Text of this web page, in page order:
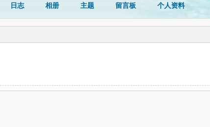
日志 相册 主题 留言板 个人资料